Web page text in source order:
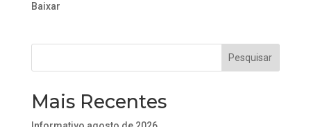
Baixar
Mais Recentes